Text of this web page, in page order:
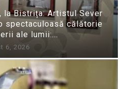
la Bistrița: Artistul Sever
spectaculoasă călătorie
ale lumii:...
6, 2026